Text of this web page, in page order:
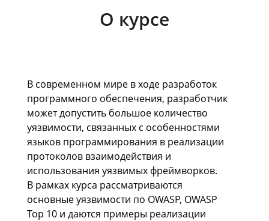
О курсе
В современном мире в ходе разработок
программного обеспечения, разработчик
может допустить большое количество
уязвимости, связанных с особенностями
языков программирования в реализации
протоколов взаимодействия и
использования уязвимых фреймворков.
В рамках курса рассматриваются
основные уязвимости по OWASP, OWASP
Top 10 и даются примеры реализации